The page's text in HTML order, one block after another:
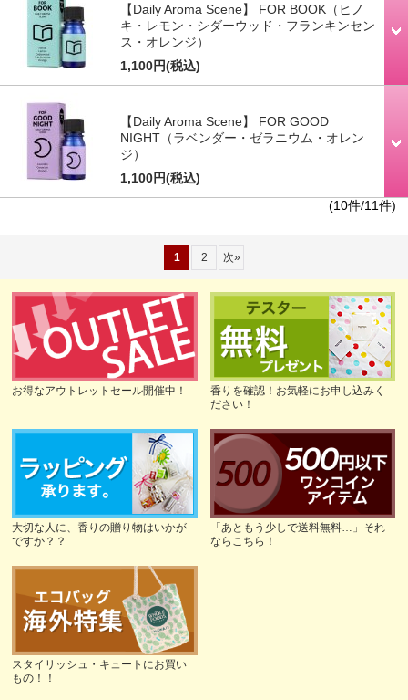
【Daily Aroma Scene】 FOR BOOK（ヒノ
キ・レモン・シダーウッド・フランキンセン
ス・オレンジ）
1,100円(税込)
【Daily Aroma Scene】 FOR GOOD
NIGHT（ラベンダー・ゼラニウム・オレン
ジ）
1,100円(税込)
(10件/11件)
1 2 次»
お得なアウトレットセール開催中！
香りを確認！お気軽にお申し込みく
ださい！
大切な人に、香りの贈り物はいかが
ですか？？
「あともう少しで送料無料…」それ
ならこちら！
スタイリッシュ・キュートにお買い
もの！！